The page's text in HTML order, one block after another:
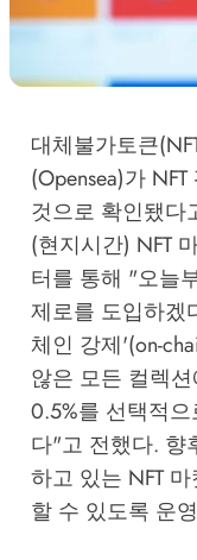
대체불가토큰
(Opensea)가
것으로 확인됐다
(현지시간) NFT
터를 통해 "오늘
제로를 도입하겠
체인 강제'(on-
않은 모든 컬렉
0.5%를 선택적
다"고 전했다. 향
하고 있는 NFT
할 수 있도록 운